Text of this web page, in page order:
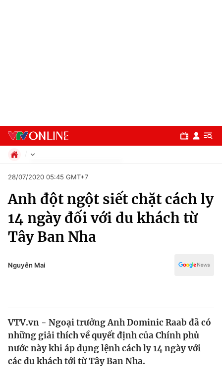
Chuyên mục
Chính trị
Thế giới
Tin tức
Xã hội
Pháp luật
Kinh tế
Thể thao
Truyền hình
28/07/2020 05:45 GMT+7
Anh đột ngột siết chặt cách ly
14 ngày đối với du khách từ
Tây Ban Nha
Nguyễn Mai
VTV.vn - Ngoại trưởng Anh Dominic Raab đã có
những giải thích về quyết định của Chính phủ
nước này khi áp dụng lệnh cách ly 14 ngày với
các du khách tới từ Tây Ban Nha.